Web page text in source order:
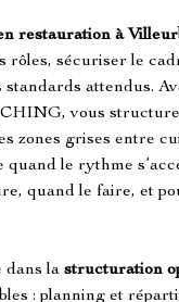
restauration à
rôles, sécuriser le
standards attendus.
vous
zones grises entre
le rythme
quand le faire, et
dans la structuration
: planning et